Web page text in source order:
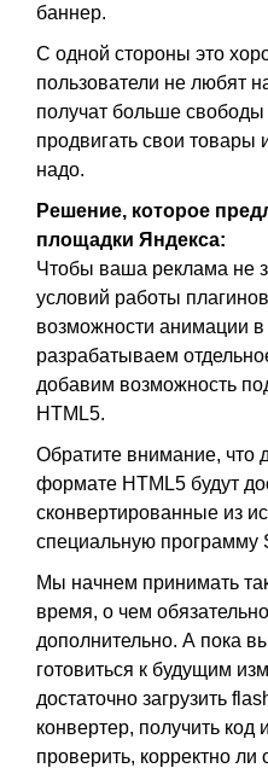
баннер.
С одной стороны это
пользователи не любят
получат больше свободы
продвигать свои товары
надо.
Решение, которое
площадки Яндекса:
Чтобы ваша реклама не
условий работы
возможности анимации
разрабатываем
добавим возможность
HTML5.
Обратите внимание, что
формате HTML5 будут
сконвертированные из
специальную программу
Мы начнем принимать
время, о чем
дополнительно. А пока
готовиться к будущим
достаточно загрузить
конвертер, получить код
проверить, корректно